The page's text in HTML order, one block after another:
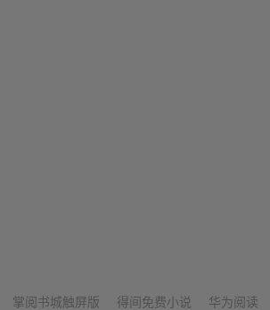
掌阅书城触屏版 得间免费小说
华为阅读